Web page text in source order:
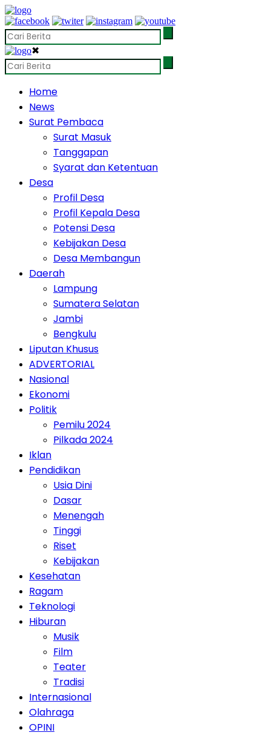
✖
Home
News
Surat Pembaca
Surat Masuk
Tanggapan
Syarat dan Ketentuan
Desa
Profil Desa
Profil Kepala Desa
Potensi Desa
Kebijakan Desa
Desa Membangun
Daerah
Lampung
Sumatera Selatan
Jambi
Bengkulu
Liputan Khusus
ADVERTORIAL
Nasional
Ekonomi
Politik
Pemilu 2024
Pilkada 2024
Iklan
Pendidikan
Usia Dini
Dasar
Menengah
Tinggi
Riset
Kebijakan
Kesehatan
Ragam
Teknologi
Hiburan
Musik
Film
Teater
Tradisi
Internasional
Olahraga
OPINI